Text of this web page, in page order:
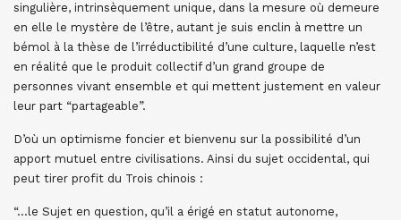
singulière, intrinsèquement unique, dans la mesure où demeure
en elle le mystère de l’être, autant je suis enclin à mettre un
bémol à la thèse de l’irréductibilité d’une culture, laquelle n’est
en réalité que le produit collectif d’un grand groupe de
personnes vivant ensemble et qui mettent justement en valeur
leur part “partageable”.
D’où un optimisme foncier et bienvenu sur la possibilité d’un
apport mutuel entre civilisations. Ainsi du sujet occidental, qui
peut tirer profit du Trois chinois :
“…le Sujet en question, qu’il a érigé en statut autonome,